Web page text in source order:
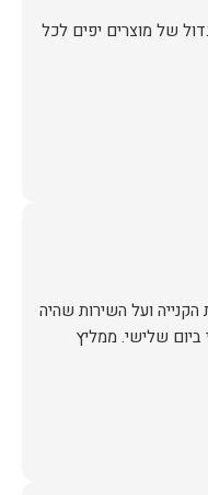
של מוצרים יפים לכל
הקנייה ועל השירות שהיה
ביום שלישי. ממליץ